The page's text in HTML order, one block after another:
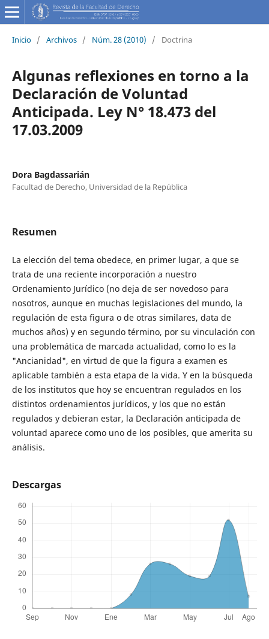
Inicio / Archivos / Núm. 28 (2010) / Doctrina
Algunas reflexiones en torno a la
Declaración de Voluntad
Anticipada. Ley N° 18.473 del
17.03.2009
Dora Bagdassarián
Facultad de Derecho, Universidad de la República
Resumen
La elección del tema obedece, en primer lugar, a que se
trata de una reciente incorporación a nuestro
Ordenamiento Jurídico (no deja de ser novedoso para
nosotros, aunque en muchas legislaciones del mundo, la
regulación de esta figura o de otras similares, data de
muchos años) y en segundo término, por su vinculación con
una problemática de marcada actualidad, como lo es la
"Ancianidad", en virtud de que la figura a examen es
aplicable también a esta etapa de la vida. Y en la búsqueda
de los institutos que hoy se encuentran regulados en los
distintos ordenamientos jurídicos, y los que no están
regulados y debieran estar, la Declaración anticipada de
voluntad aparece como uno de los posibles, que amerita su
análisis.
Descargas